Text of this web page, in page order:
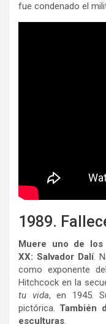
fue condenado el
1989.
Muere uno de
XX: Salvador Dalí.
como exponente
Hitchcock en la
tu vida, en 1945.
pictórica. También
esculturas.